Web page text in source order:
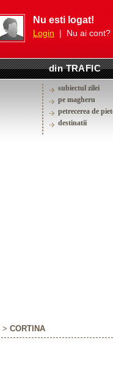
Nu esti logat!
Login| Nu ai cont?
din TRAFIC
subiectul zilei
pe magheru
petrecerea de
destinatii
> CORTINA